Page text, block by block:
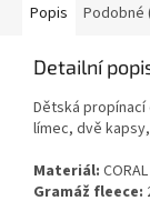
Popis Podobné
Detailní
Dětská
límec, dvě
Materiál:
Gramáž fleece: